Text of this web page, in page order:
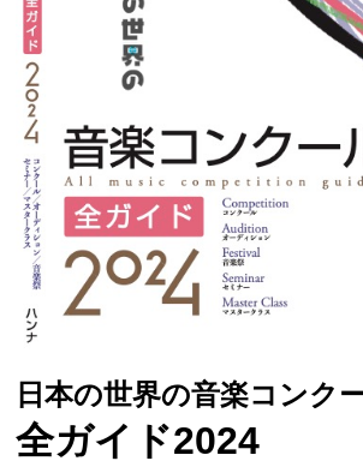
日本の世界の音楽コンク
全ガイド2024